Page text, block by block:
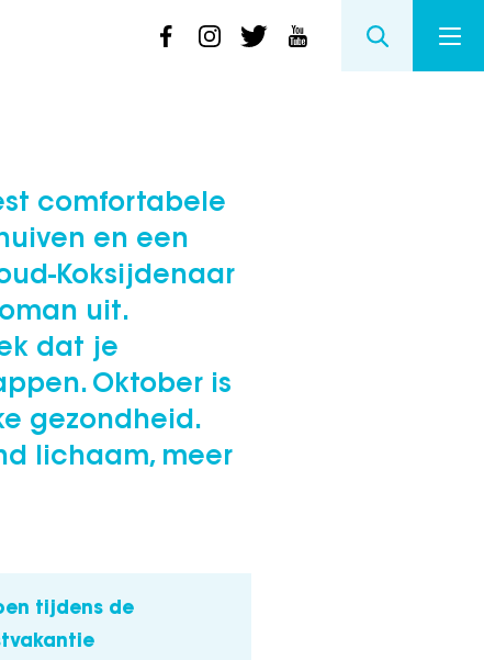
comfortabele
en een
Koksijdenaar
uit.
dat je
Oktober is
gezondheid.
lichaam, meer
tijdens de